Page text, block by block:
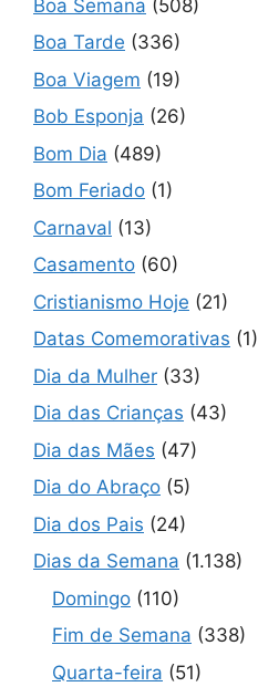
Boa Semana (508)
Boa Tarde (336)
Boa Viagem (19)
Bob Esponja (26)
Bom Dia (489)
Bom Feriado (1)
Carnaval (13)
Casamento (60)
Cristianismo Hoje (21)
Datas Comemorativas (1)
Dia da Mulher (33)
Dia das Crianças (43)
Dia das Mães (47)
Dia do Abraço (5)
Dia dos Pais (24)
Dias da Semana (1.138)
Domingo (110)
Fim de Semana (338)
Quarta-feira (51)